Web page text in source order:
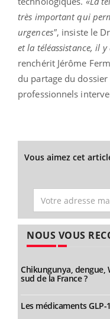
très important qui
urgences", insiste le
et la téléassistance, il y
renchérit Jérôme
du partage du
professionnels
Vous aimez cet
NOUS VOUS
Chikungunya, dengue,
sud de la France ?
Les médicaments